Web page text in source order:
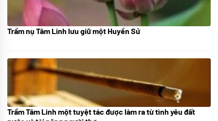
05/10/2025
Trầm nụ Tâm Linh lưu giữ một Huyền Sử
09/06/2024
Trầm Tâm Linh một tuyệt tác được làm ra từ tình yêu đất